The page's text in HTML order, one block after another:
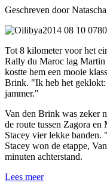
Geschreven door
Tot 8 kilometer voor het
Rally du Maroc lag Martin
kostte hem een mooie
Brink. "Ik heb het
jammer."
Van den Brink was zeker
de route tussen Zagora
Stacey vier lekke banden.
Stacey won de etappe,
minuten achterstand.
Lees meer